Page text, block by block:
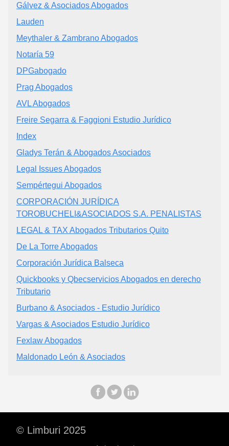
Gálvez & Asociados Abogados
Lauden
Meythaler & Zambrano Abogados
Notaría 59
DPGabogado
Prag Abogados
AVL Abogados
Freire Segarra & Faggioni Estudio Jurídico
Index
Gladys Terán & Abogados Asociados
Legal Issues Abogados
Sempértegui Abogados
CORPORACIÓN JURÍDICA
TOROBUCHELI&ASOCIADOS S.A. PENALISTAS
LEGAL & TAX Abogados Tributarios Quito
De La Torre Abogados
Corporación Jurídica Balseca
Quickbooks y Qbecservicios Abogados en derecho
Tributario
Burbano & Asociados - Estudio Jurídico
Vargas & Asociados Estudio Jurídico
Fexlaw Abogados
Maldonado León & Asociados
© Limburi 2025